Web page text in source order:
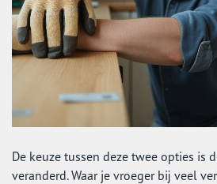
De keuze tussen deze twee opties is
veranderd. Waar je vroeger bij veel